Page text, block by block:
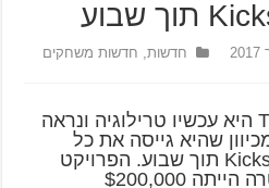
חדשות, חדשות משחקים
סדרת The Banner Saga היא עכשיו טרילוגיה ונראה
שהיא גייסה את כל
הכסף בפרויקט ה-Kickstarter תוך שבוע. הפרויקט